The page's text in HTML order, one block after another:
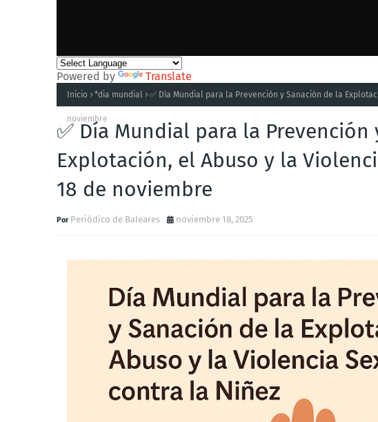
Powered by Translate
Inicio *dia mundial ✅ Día Mundial para la Prevención y Sanación de la
noviembre
✅ Día Mundial para la Prevención
Explotación, el Abuso y la
18 de noviembre
Periódico de Baleares noviembre 18, 2025